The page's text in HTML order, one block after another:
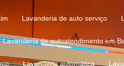
Lavanderia de auto serviço
Lavanderia de autoatendimento em
Lavanderia automática